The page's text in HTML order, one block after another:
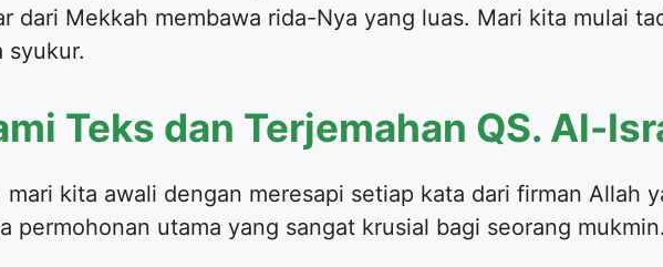
dari Mekkah membawa rida-Nya yang luas. Mari kita mulai
syukur.
Teks dan Terjemahan QS. Al-
mari kita awali dengan meresapi setiap kata dari firman Allah
permohonan utama yang sangat krusial bagi seorang mukmin.